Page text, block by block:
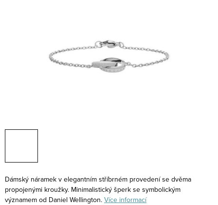
Dámský náramek v elegantním stříbrném provedení se dvěma
propojenými kroužky. Minimalistický šperk se symbolickým
významem od Daniel Wellington. Více informací